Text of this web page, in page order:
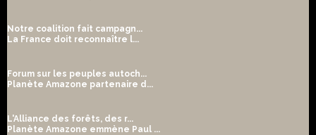
Notre coalition fait campagn...
La France doit reconnaître l...
Forum sur les peuples autoch...
Planète Amazone partenaire d...
L'Alliance des forêts, des r...
Planète Amazone emmène Paul ...